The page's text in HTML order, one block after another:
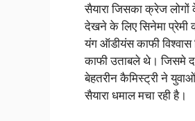
सैयारा जिसका क्रेज
देखने के लिए सिनेमा प्रेमी
यंग ऑडीयंस काफी
काफी उताबले थे। जिसमे
बेहतरीन कैमिस्ट्री ने
सैयारा धमाल मचा रही है।